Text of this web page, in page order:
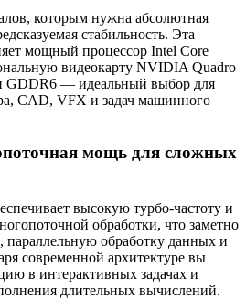
которым нужна абсолютная
стабильность. Эта
мощный процессор Intel Core
видеокарту NVIDIA Quadro
GDDR6 — идеальный выбор для
CAD, VFX и задач машинного
мощь для сложных
высокую турбо-частоту и
обработки, что заметно
параллельную обработку данных и
современной архитектуре вы
в интерактивных задачах и
длительных вычислений.